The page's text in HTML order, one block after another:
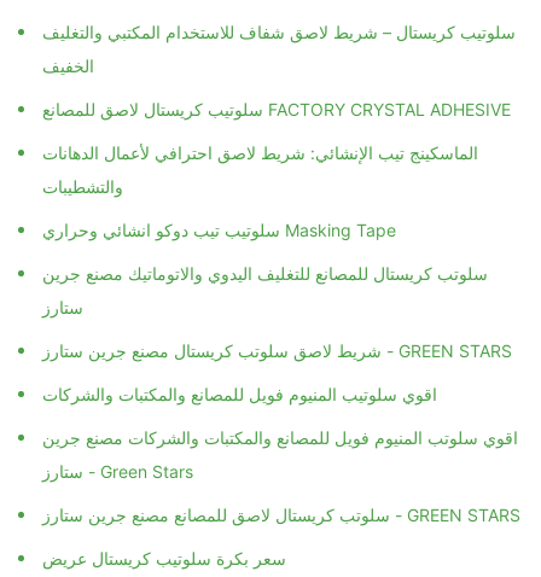
سلوتيب كريستال – شريط لاصق شفاف للاستخدام المكتبي والتغليف
الخفيف
سلوتيب كريستال لاصق للمصانع FACTORY CRYSTAL ADHESIVE
الماسكينج تيب الإنشائي: شريط لاصق احترافي لأعمال الدهانات
والتشطيبات
سلوتيب تيب دوكو انشائي وحراري Masking Tape
سلوتب كريستال للمصانع للتغليف اليدوي والاتوماتيك مصنع جرين
ستارز
شريط لاصق سلوتب كريستال مصنع جرين ستارز - GREEN STARS
اقوي سلوتيب المنيوم فويل للمصانع والمكتبات والشركات
اقوي سلوتب المنيوم فويل للمصانع والمكتبات والشركات مصنع جرين
ستارز - Green Stars
سلوتب كريستال لاصق للمصانع مصنع جرين ستارز - GREEN STARS
سعر بكرة سلوتيب كريستال عريض